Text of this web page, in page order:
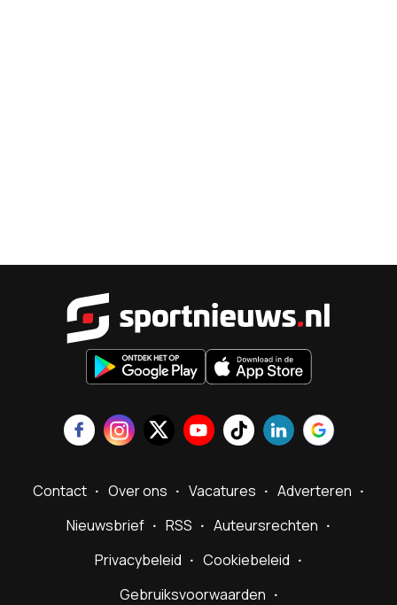
Contact Over ons Vacatures
Adverteren
Nieuwsbrief
RSS
Auteursrechten
Privacybeleid
Cookiebeleid
Gebruiksvoorwaarden